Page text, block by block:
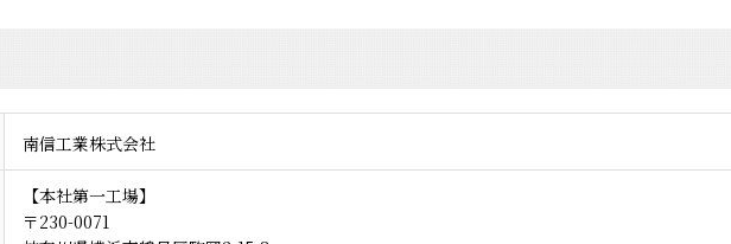
南信工業株式会社
【本社第一工場】
〒230-0071